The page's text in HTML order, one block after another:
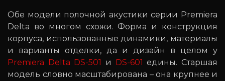
Обе модели полочной акустики серии Premiera
Delta во многом схожи. Форма и конструкция
корпуса, использованные динамики, материалы
и варианты отделки, да и дизайн в целом у
Premiera Delta DS-501
и DS-601 едины. Старшая
модель словно масштабирована – она крупнее и